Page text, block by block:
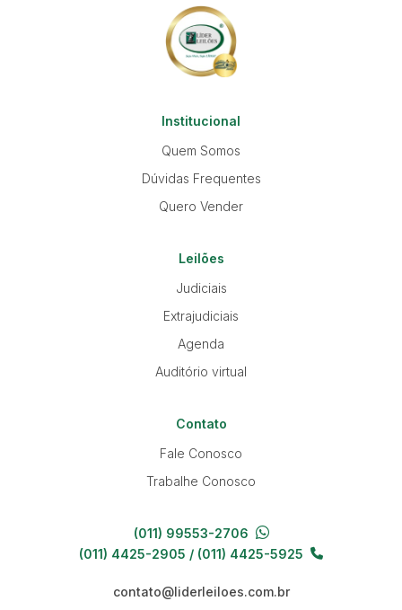
Institucional
Quem Somos
Dúvidas Frequentes
Quero Vender
Leilões
Judiciais
Extrajudiciais
Agenda
Auditório virtual
Contato
Fale Conosco
Trabalhe Conosco
(011) 99553-2706
(011) 4425-2905 / (011) 4425-5925
contato@liderleiloes.com.br